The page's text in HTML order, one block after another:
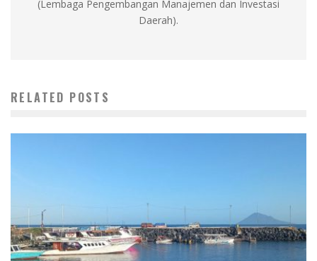
(Lembaga Pengembangan Manajemen dan Investasi
Daerah).
RELATED POSTS